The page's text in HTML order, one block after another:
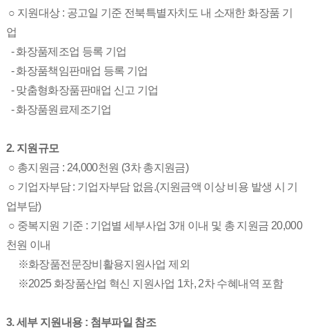
○ 지원대상: 공고일 기준 전북특별자치도 내 소재한 화장품 기
업
- 화장품제조업 등록 기업
- 화장품책임판매업 등록 기업
- 맞춤형화장품판매업 신고 기업
- 화장품원료제조기업
2. 지원규모
○ 총지원금 : 24,000천원 (3차 총지원금)
○ 기업자부담 : 기업자부담 없음.(지원금액 이상 비용 발생 시 기
업부담)
○ 중복지원 기준 : 기업별 세부사업 3개 이내 및 총 지원금 20,000
천원 이내
※화장품전문장비활용지원사업 제외
※2025 화장품산업 혁신 지원사업 1차, 2차 수혜내역 포함
3. 세부 지원내용 : 첨부파일 참조